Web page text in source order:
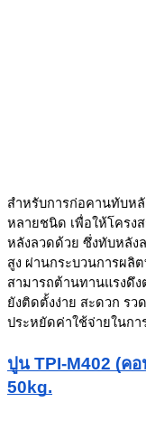
สำหรับการก่อคานทับห
หลายชนิด เพื่อให้โครง
หลังลวดด้วย ซึ่งทับหลั
สูง ผ่านกระบวนการผลิ
สามารถต้านทานแรงดึ
ยังติดตั้งง่าย สะดวก รว
ประหยัดค่าใช้จ่ายในกา
ปูน TPI-M402 (ค
50kg.